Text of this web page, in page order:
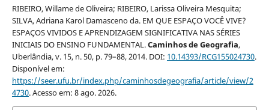
RIBEIRO, Willame de Oliveira; RIBEIRO, Larissa Oliveira Mesquita;
SILVA, Adriana Karol Damasceno da. EM QUE ESPAÇO VOCÊ VIVE?
ESPAÇOS VIVIDOS E APRENDIZAGEM SIGNIFICATIVA NAS SÉRIES
INICIAIS DO ENSINO FUNDAMENTAL.Caminhos de Geografia,
Uberlândia, v. 15, n. 50, p. 79–88, 2014. DOI: 10.14393/RCG155024730.
Disponível em:
https://seer.ufu.br/index.php/caminhosdegeografia/article/view/2
4730. Acesso em: 8 ago. 2026.